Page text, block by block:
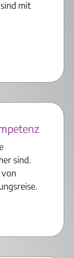
mit
sind.